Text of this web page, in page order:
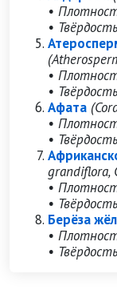
•
•
•
•
Афата
•
•
grandiflora,
•
•
Берёза
•
•